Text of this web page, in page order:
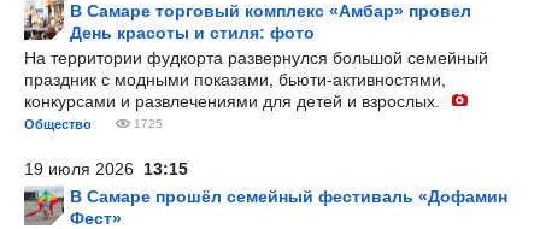
В Самаре торговый комплекс «Амбар» провел
День красоты и стиля: фото
На территории фудкорта развернулся большой семейный
праздник с модными показами, бьюти-активностями,
конкурсами и развлечениями для детей и взрослых.
Общество 1725
19 июля 2026 13:15
В Самаре прошёл семейный фестиваль «Дофамин
Фест»